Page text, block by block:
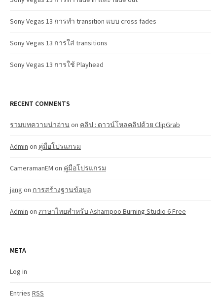
Sony Vegas 13 การทำ transition แบบ cross fades
Sony Vegas 13 การใส่ transitions
Sony Vegas 13 การใช้ Playhead
RECENT COMMENTS
รวมบทความน่าอ่านon คลิป : ดาวน์โหลคลิปด้วย ClipGrab
Admin on คู่มือโปรแกรม
CameramanEM on คู่มือโปรแกรม
jang on การสร้างฐานข้อมูล
Admin on ภาษาไทยสำหรับ Ashampoo Burning Studio 6 Free
META
Log in
Entries RSS